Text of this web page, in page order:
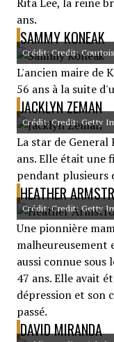
ans.
SAMMY KONEAK
Crédit: Credit:
L'ancien maire de
56 ans à la suite
JACKLYN ZEMAN
Crédit: Credit: Getty
La star de
ans. Elle était une
pendant plusieurs
HEATHER
Crédit: Credit: Getty
Une pionnière
malheureusement
aussi connue sous
47 ans. Elle avait
dépression et son
passé.
DAVID MIRANDA